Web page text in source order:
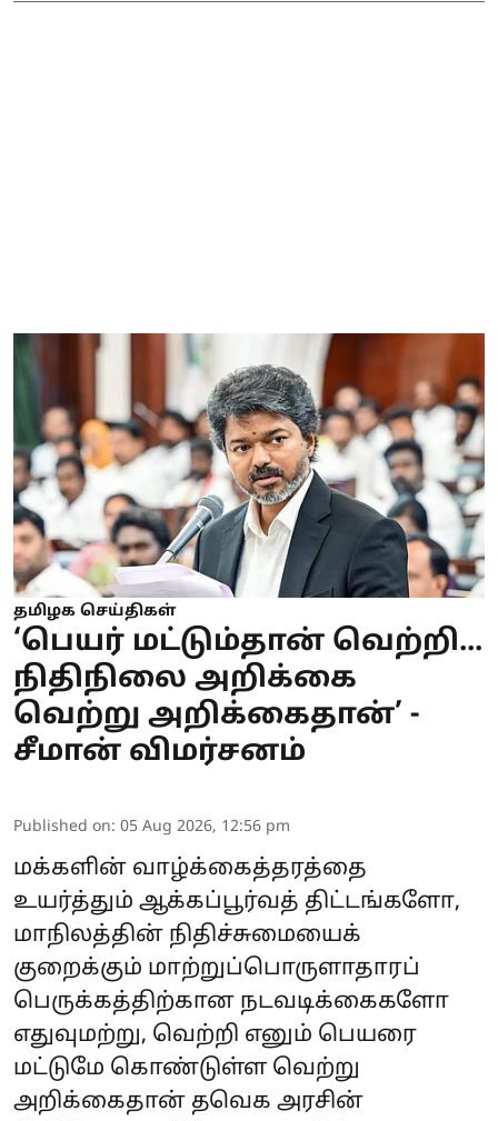
தமிழக செய்திகள்
‘பெயர் மட்டும்தான் வெற்றி...
நிதிநிலை அறிக்கை
வெற்று அறிக்கைதான்’ -
சீமான் விமர்சனம்
Published on: 05 Aug 2026, 12:56 pm
மக்களின் வாழ்க்கைத்தரத்தை
உயர்த்தும் ஆக்கப்பூர்வத் திட்டங்களோ,
மாநிலத்தின் நிதிச்சுமையைக்
குறைக்கும் மாற்றுப்பொருளாதாரப்
பெருக்கத்திற்கான நடவடிக்கைகளோ
எதுவுமற்று, வெற்றி எனும் பெயரை
மட்டுமே கொண்டுள்ள வெற்று
அறிக்கைதான் தவெக அரசின்